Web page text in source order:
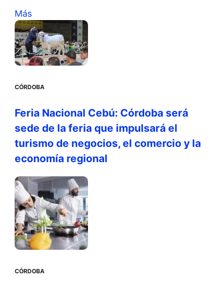
Más
CÓRDOBA
Feria Nacional Cebú: Córdoba será
sede de la feria que impulsará el
turismo de negocios, el comercio y la
economía regional
CÓRDOBA